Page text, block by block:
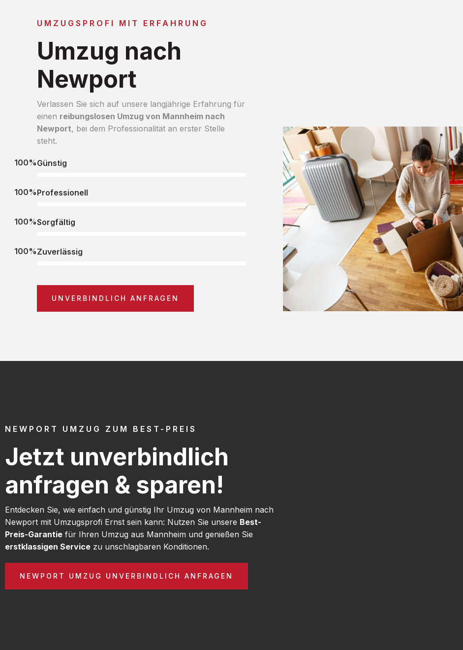
UMZUGSPROFI MIT ERFAHRUNG
Umzug nach
Newport
Verlassen Sie sich auf unsere langjährige Erfahrung für
einen reibungslosen Umzug von Mannheim nach
Newport, bei dem Professionalität an erster Stelle
steht.
Günstig
100%
Professionell
100%
Sorgfältig
100%
Zuverlässig
100%
UNVERBINDLICH ANFRAGEN
NEWPORT UMZUG ZUM BEST-PREIS
Jetzt unverbindlich
anfragen & sparen!
Entdecken Sie, wie einfach und günstig Ihr Umzug von Mannheim nach
Newport mit Umzugsprofi Ernst sein kann: Nutzen Sie unsere Best-
Preis-Garantie für Ihren Umzug aus Mannheim und genießen Sie
erstklassigen Service zu unschlagbaren Konditionen.
NEWPORT UMZUG UNVERBINDLICH ANFRAGEN